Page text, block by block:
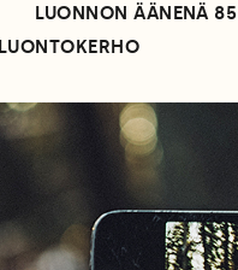
LUONNON ÄÄNENÄ
LUONTOKERHO